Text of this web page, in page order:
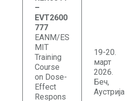
–
EVT2600
777
EANM/ES
MIT
Training
Course
on Dose-
Effect
Respons
19-20.
март
2026.
Беч,
Аустрија